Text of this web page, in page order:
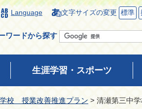
Language 文字サイズの変更 標準
ワードから探す
生涯学習・スポーツ
校 授業改善推進プラン > 清瀬第三中